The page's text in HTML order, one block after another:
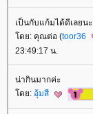
เป็นกับแก้มได้ดีเลยน
ดย: คุณต่อ (toor36
23:49:17 น.
น่ากินมากค่ะ
ดย: อุ้มสี